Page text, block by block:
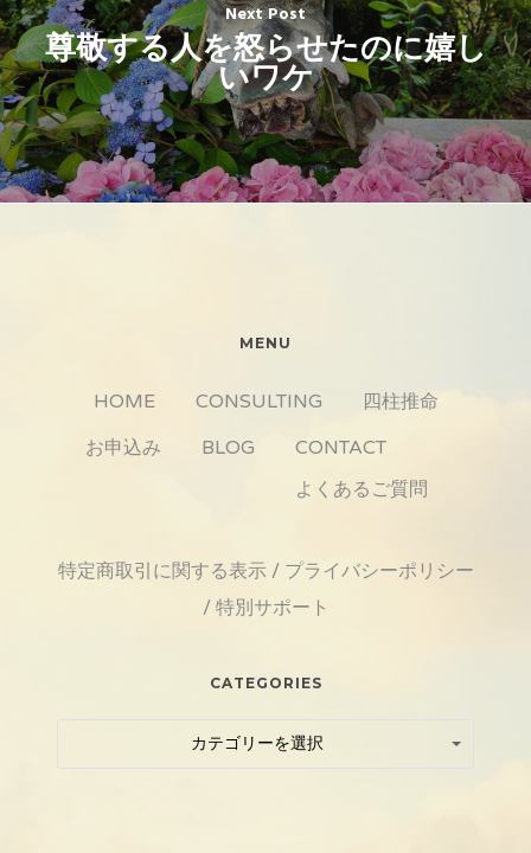
Next Post
尊敬する人を怒らせたのに嬉し
いワケ
MENU
HOME CONSULTING
四柱推命
お申込み
BLOG
CONTACT
よくあるご質問
特定商取引に関する表示/ プライバシーポリシー
/ 特別サポート
CATEGORIES
Categories
カテゴリーを選択